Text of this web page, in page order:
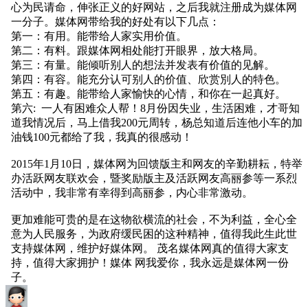
心为民请命，伸张正义的好网站，之后我就注册成为媒体网
一分子。媒体网带给我的好处有以下几点：
第一：有用。能带给人家实用价值。
第二：有料。跟媒体网相处能打开眼界，放大格局。
第三：有量。能倾听别人的想法并发表有价值的见解。
第四：有容。能充分认可别人的价值、欣赏別人的特色。
第五：有趣。能带给人家愉快的心情，和你在一起真好。
第六: 一人有困难众人帮！8月份因失业，生活困难，才哥知
道我情况后，马上借我200元周转，杨总知道后连他小车的加
油钱100元都给了我，我真的很感动！
2015年1月10日，媒体网为回馈版主和网友的辛勤耕耘，特举
办活跃网友联欢会，暨奖励版主及活跃网友高丽参等一系烈
活动中，我非常有幸得到高丽参，内心非常激动。
更加难能可贵的是在这物欲横流的社会，不为利益，全心全
意为人民服务，为政府缓民困的这种精神，值得我此生此世
支持媒体网，维护好媒体网。 茂名媒体网真的值得大家支
持，值得大家拥护！媒体 网我爱你，我永远是媒体网一份
子。